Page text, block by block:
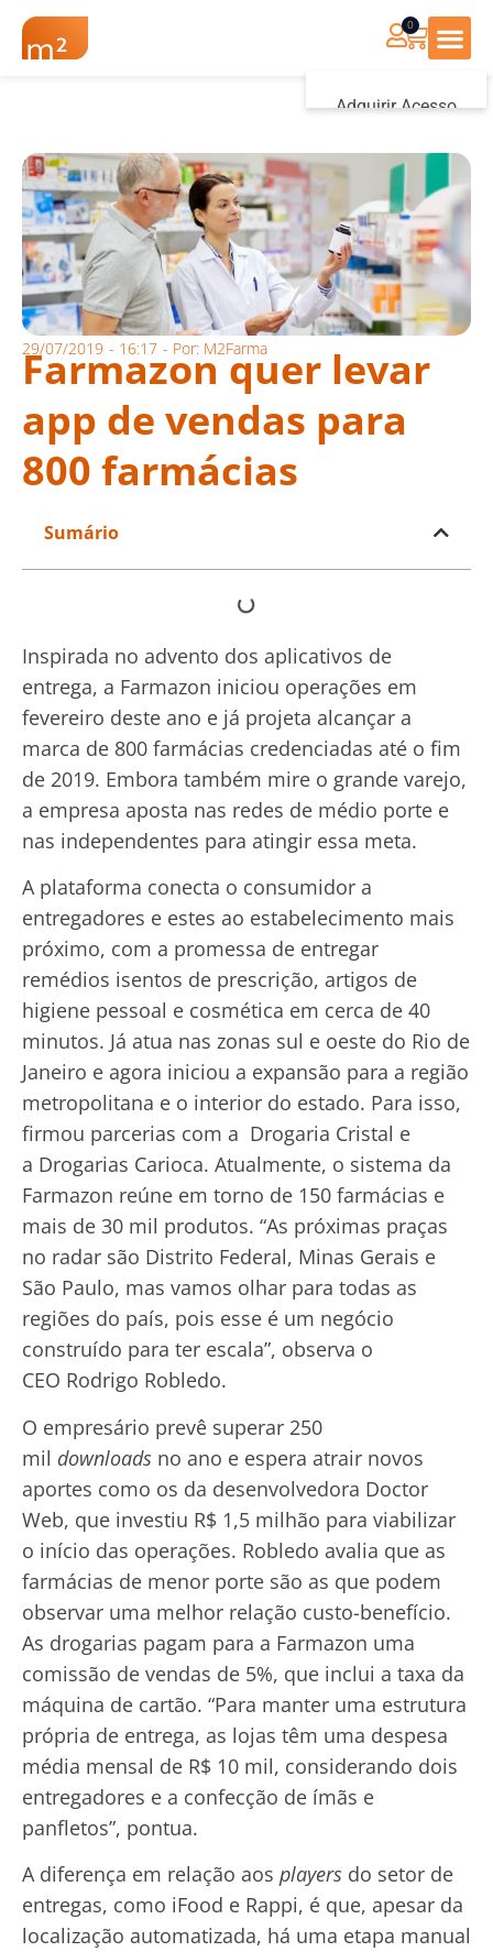
Adquirir Acesso
0
29/07/2019 - 16:17 - Por: M2Farma
Farmazon quer levar
app de vendas para
800 farmácias
Sumário
Inspirada no advento dos aplicativos de
entrega, a Farmazon iniciou operações em
fevereiro deste ano e já projeta alcançar a
marca de 800 farmácias credenciadas até o fim
de 2019. Embora também mire o grande varejo,
a empresa aposta nas redes de médio porte e
nas independentes para atingir essa meta.
A plataforma conecta o consumidor a
entregadores e estes ao estabelecimento mais
próximo, com a promessa de entregar
remédios isentos de prescrição, artigos de
higiene pessoal e cosmética em cerca de 40
minutos. Já atua nas zonas sul e oeste do Rio de
Janeiro e agora iniciou a expansão para a região
metropolitana e o interior do estado. Para isso,
firmou parcerias com a Drogaria Cristal e
a Drogarias Carioca. Atualmente, o sistema da
Farmazon reúne em torno de 150 farmácias e
mais de 30 mil produtos. “As próximas praças
no radar são Distrito Federal, Minas Gerais e
São Paulo, mas vamos olhar para todas as
regiões do país, pois esse é um negócio
construído para ter escala”, observa o
CEO Rodrigo Robledo.
O empresário prevê superar 250
mil downloads no ano e espera atrair novos
aportes como os da desenvolvedora Doctor
Web, que investiu R$ 1,5 milhão para viabilizar
o início das operações. Robledo avalia que as
farmácias de menor porte são as que podem
observar uma melhor relação custo-benefício.
As drogarias pagam para a Farmazon uma
comissão de vendas de 5%, que inclui a taxa da
máquina de cartão. “Para manter uma estrutura
própria de entrega, as lojas têm uma despesa
média mensal de R$ 10 mil, considerando dois
entregadores e a confecção de ímãs e
panfletos”, pontua.
A diferença em relação aos players do setor de
entregas, como iFood e Rappi, é que, apesar da
localização automatizada, há uma etapa manual